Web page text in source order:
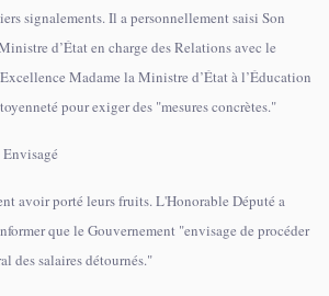
signalements. Il a personnellement saisi Son
d’État en charge des Relations avec le
Madame la Ministre d’État à l’Éducation
pour exiger des "mesures concrètes."
avoir porté leurs fruits. L'Honorable Député a
que le Gouvernement "envisage de procéder
des salaires détournés."